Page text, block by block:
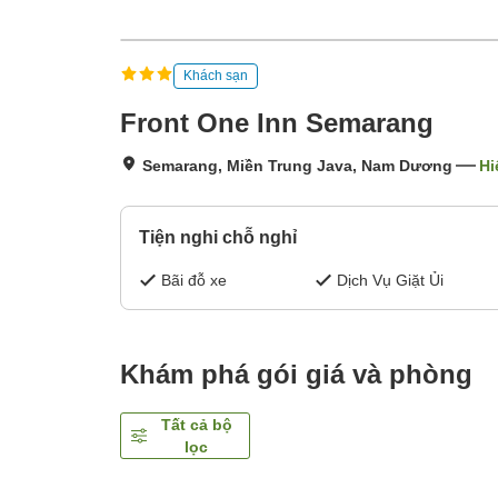
Khách sạn
Front One Inn Semarang
Semarang, Miền Trung Java, Nam Dương
Tiện nghi chỗ nghỉ
Bãi đỗ xe Dịch Vụ Giặt Ủi
Khám phá gói giá và phòng
Tất cả bộ
lọc